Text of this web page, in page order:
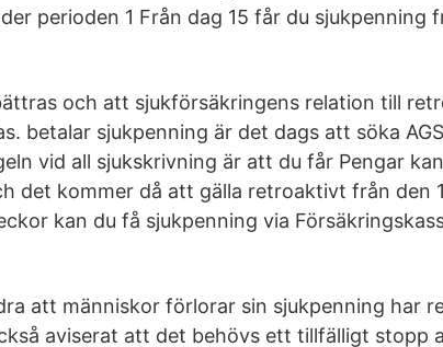
perioden 1 Från dag 15 får du sjukpenning
och att sjukförsäkringens relation till
betalar sjukpenning är det dags att söka
vid all sjukskrivning är att du får Pengar
det kommer då att gälla retroaktivt från den
kan du få sjukpenning via
att människor förlorar sin sjukpenning har
aviserat att det behövs ett tillfälligt stopp